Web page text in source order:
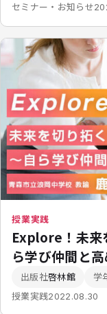
セミナー・お知らせ
授業実践
Explore！未来
ら学び仲間と
出版社啓林館 学
授業実践2022.08.30